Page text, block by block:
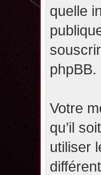
quelle
phpBB.
Votre
qu’il
utiliser